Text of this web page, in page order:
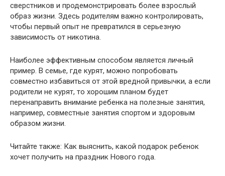
сверстников и продемонстрировать более взрослый
образ жизни. Здесь родителям важно контролировать,
чтобы первый опыт не превратился в серьезную
зависимость от никотина.
Наиболее эффективным способом является личный
пример. В семье, где курят, можно попробовать
совместно избавиться от этой вредной привычки, а если
родители не курят, то хорошим планом будет
перенаправить внимание ребенка на полезные занятия,
например, совместные занятия спортом и здоровым
образом жизни.
Читайте также: Как выяснить, какой подарок ребенок
хочет получить на праздник Нового года.